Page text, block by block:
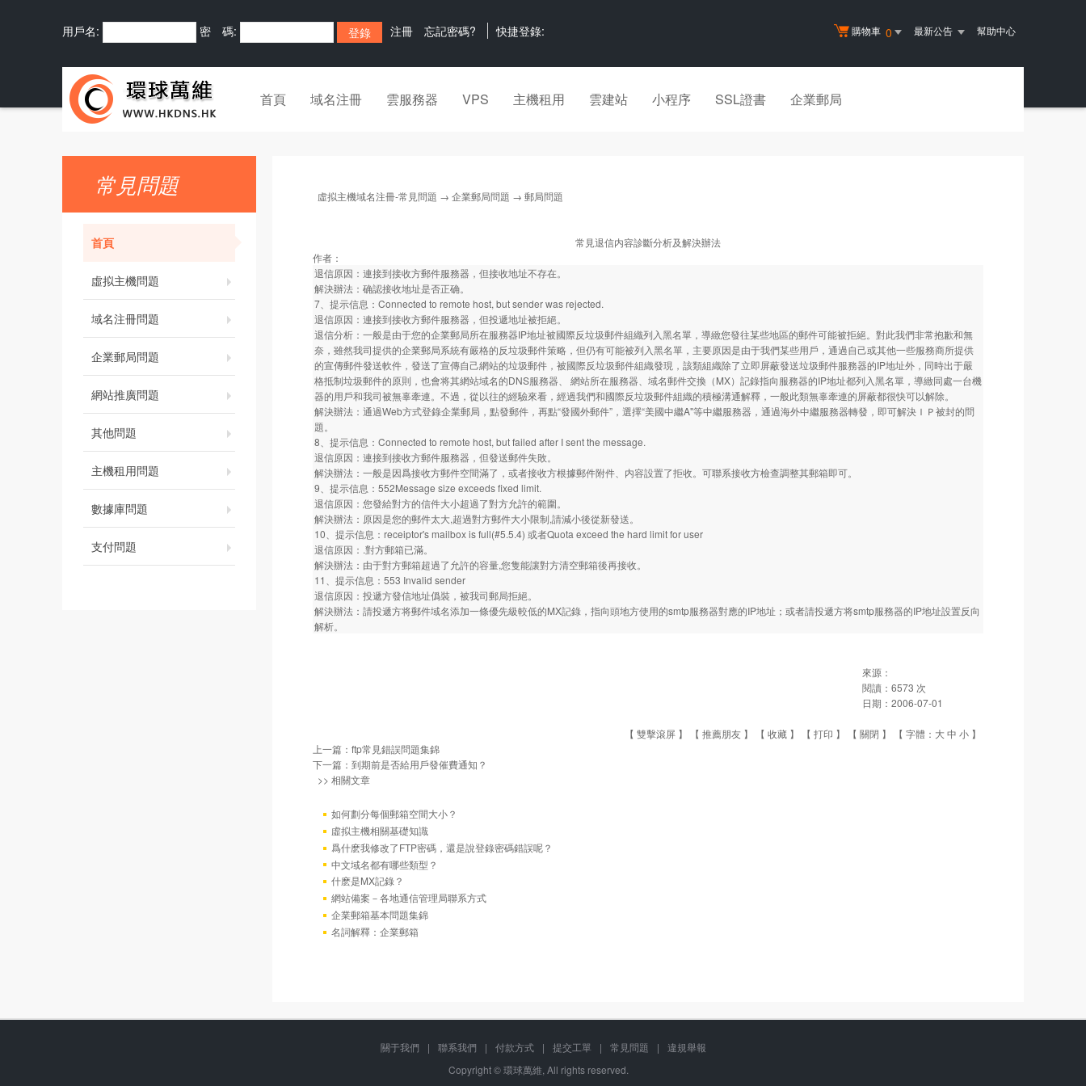
購物車 0 最新公告 幫助中心
用戶名: 密 碼: 注冊 忘記密碼? 快捷登錄:
首頁 域名注冊 雲服務器 VPS 主機租用 雲建站 小程序 SSL證書 企業郵局
常見問題
首頁
虛拟主機問題
域名注冊問題
企業郵局問題
網站推廣問題
其他問題
主機租用問題
數據庫問題
支付問題
虛拟主機域名注冊-常見問題 → 企業郵局問題 → 郵局問題
常見退信内容診斷分析及解決辦法
作者：
退信原因：連接到接收方郵件服務器，但接收地址不存在。
解決辦法：确認接收地址是否正确。
7、提示信息：Connected to remote host, but sender was rejected.
退信原因：連接到接收方郵件服務器，但投遞地址被拒絕。
退信分析：一般是由于您的企業郵局所在服務器IP地址被國際反垃圾郵件組織列入黑名單，導緻您發往某些地區的郵件可能被拒絕。對此我們非常抱歉和無
奈，雖然我司提供的企業郵局系統有嚴格的反垃圾郵件策略，但仍有可能被列入黑名單，主要原因是由于我們某些用戶，通過自己或其他一些服務商所提供
的宣傳郵件發送軟件，發送了宣傳自己網站的垃圾郵件，被國際反垃圾郵件組織發現，該類組織除了立即屏蔽發送垃圾郵件服務器的IP地址外，同時出于嚴
格抵制垃圾郵件的原則，也會将其網站域名的DNS服務器、 網站所在服務器、域名郵件交換（MX）記錄指向服務器的IP地址都列入黑名單，導緻同處一台機
器的用戶和我司被無辜牽連。不過，從以往的經驗來看，經過我們和國際反垃圾郵件組織的積極溝通解釋，一般此類無辜牽連的屏蔽都很快可以解除。
解決辦法：通過Web方式登錄企業郵局，點發郵件，再點“發國外郵件”，選擇“美國中繼A"等中繼服務器，通過海外中繼服務器轉發，即可解決ＩＰ被封的問
題。
8、提示信息：Connected to remote host, but failed after I sent the message.
退信原因：連接到接收方郵件服務器，但發送郵件失敗。
解決辦法：一般是因爲接收方郵件空間滿了，或者接收方根據郵件附件、内容設置了拒收。可聯系接收方檢查調整其郵箱即可。
9、提示信息：552Message size exceeds fixed limit.
退信原因：您發給對方的信件大小超過了對方允許的範圍。
解決辦法：原因是您的郵件太大,超過對方郵件大小限制,請減小後從新發送。
10、提示信息：receiptor's mailbox is full(#5.5.4) 或者Quota exceed the hard limit for user
退信原因：.對方郵箱已滿。
解決辦法：由于對方郵箱超過了允許的容量,您隻能讓對方清空郵箱後再接收。
11、提示信息：553 Invalid sender
退信原因：投遞方發信地址僞裝，被我司郵局拒絕。
解決辦法：請投遞方将郵件域名添加一條優先級較低的MX記錄，指向頭地方使用的smtp服務器對應的IP地址；或者請投遞方将smtp服務器的IP地址設置反向
解析。
來源：
閱讀： 6573 次
日期： 2006-07-01
【 雙擊滾屏 】 【 推薦朋友 】 【 收藏 】 【 打印 】 【 關閉 】 【 字體： 大中 小 】
上一篇： ftp常見錯誤問題集錦
下一篇： 到期前是否給用戶發催費通知？
>> 相關文章
如何劃分每個郵箱空間大小？
虛拟主機相關基礎知識
爲什麽我修改了FTP密碼，還是說登錄密碼錯誤呢？
中文域名都有哪些類型？
什麽是MX記錄？
網站備案－各地通信管理局聯系方式
企業郵箱基本問題集錦
名詞解釋：企業郵箱
關于我們 | 聯系我們 | 付款方式 | 提交工單 | 常見問題 |
違規舉報
Copyright © 環球萬維, All rights reserved.